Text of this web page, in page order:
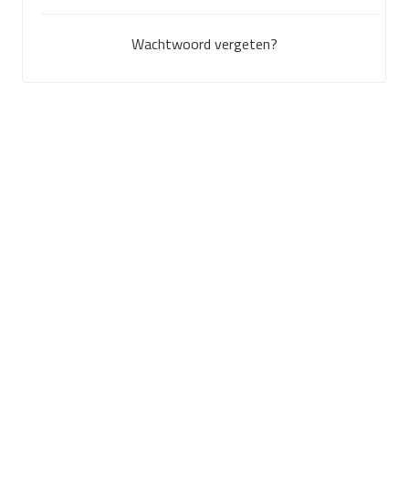
Wachtwoord vergeten?